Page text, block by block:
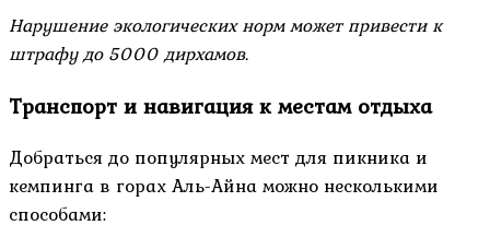
Нарушение экологических норм может привести к
штрафу до 5000 дирхамов.
Транспорт и навигация к местам отдыха
Добраться до популярных мест для пикника и
кемпинга в горах Аль-Айна можно несколькими
способами: